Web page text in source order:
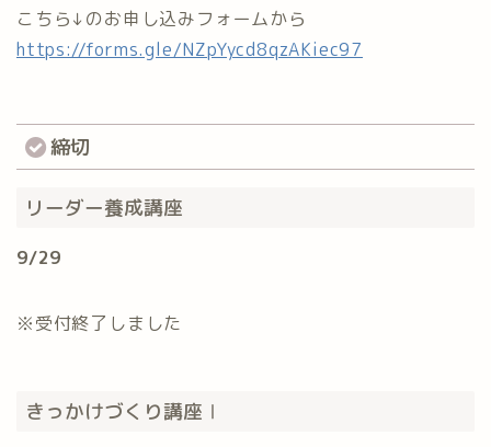
こちら↓のお申し込みフォームから
https://forms.gle/NZpYycd8qzAKiec97
締切
リーダー養成講座
9/29
※受付終了しました
きっかけづくり講座Ⅰ